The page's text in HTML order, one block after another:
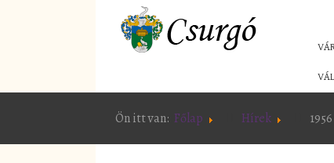
Ön itt van: Főlap Hírek